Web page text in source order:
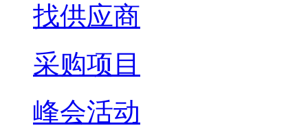
找供应商
采购项目
峰会活动